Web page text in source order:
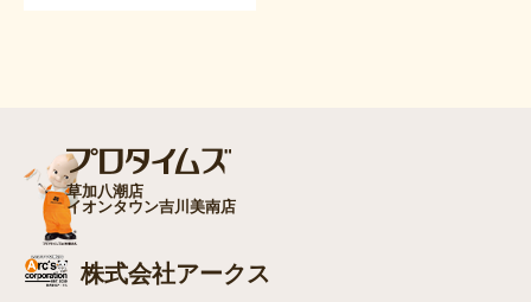
草加八潮店
イオンタウン吉川美南店
株式会社アークス